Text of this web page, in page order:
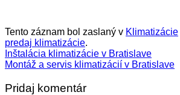
Tento záznam bol zaslaný v Klimatizácie
predaj klimatizácie.
Inštalácia klimatizácie v Bratislave
Montáž a servis klimatizácií v Bratislave
Pridaj komentár